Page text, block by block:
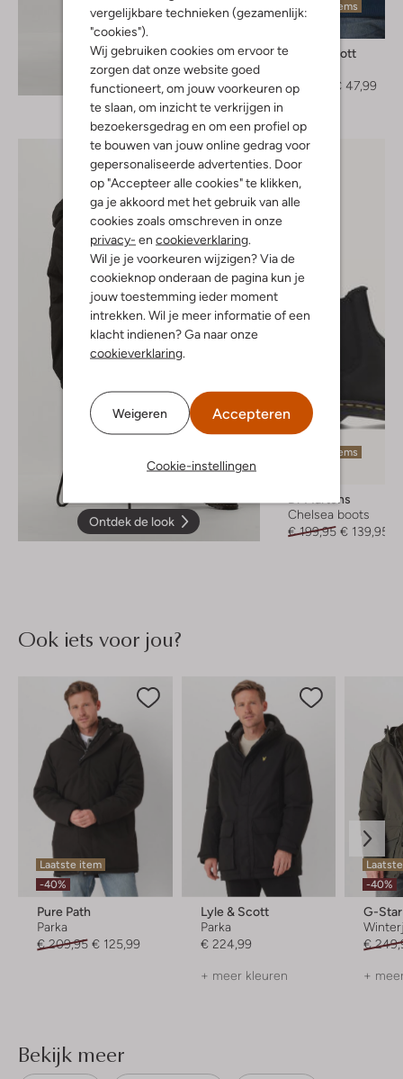
vergelijkbare technieken (gezamenlijk:
"cookies").
Wij gebruiken cookies om ervoor te
zorgen dat onze website goed
functioneert, om jouw voorkeuren op
te slaan, om inzicht te verkrijgen in
bezoekersgedrag en om een profiel op
te bouwen van jouw online gedrag voor
gepersonaliseerde advertenties. Door
op "Accepteer alle cookies" te klikken,
ga je akkoord met het gebruik van alle
cookies zoals omschreven in onze
privacy- en cookieverklaring.
Wil je je voorkeuren wijzigen? Via de
cookieknop onderaan de pagina kun je
jouw toestemming ieder moment
intrekken. Wil je meer informatie of een
klacht indienen? Ga naar onze
cookieverklaring.
Weigeren Accepteren
Cookie-instellingen
Ontdek de look
Laatste items
Lyle & Scott
€ 79,95
€ 47,99
Ontdek de look
Laatste items
Dr Martens
Chelsea boots
€ 199,95 € 139,95
Ook iets voor jou?
Laatste item
-40%
Pure Path
Parka
€ 209,95 € 125,99
Lyle & Scott
Parka
€ 224,99
+ meer kleuren
-40%
G-
€
+
Bekijk meer